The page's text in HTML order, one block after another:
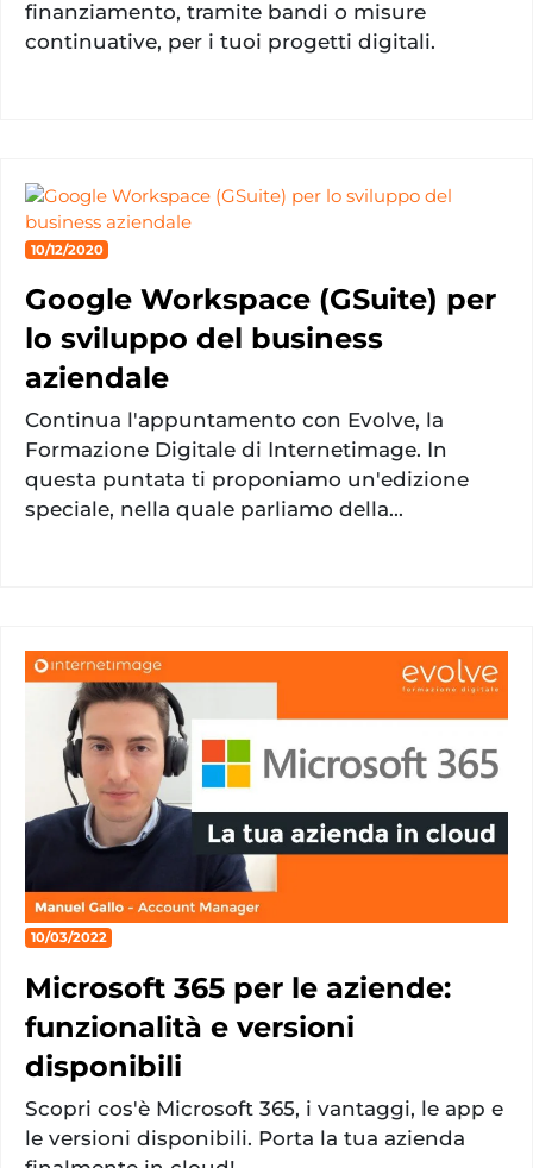
finanziamento, tramite bandi o misure
continuative, per i tuoi progetti digitali.
10/12/2020
Google Workspace (GSuite) per
lo sviluppo del business
aziendale
Continua l'appuntamento con Evolve, la
Formazione Digitale di Internetimage. In
questa puntata ti proponiamo un'edizione
speciale, nella quale parliamo della...
10/03/2022
Microsoft 365 per le aziende:
funzionalità e versioni
disponibili
Scopri cos'è Microsoft 365, i vantaggi, le app e
le versioni disponibili. Porta la tua azienda